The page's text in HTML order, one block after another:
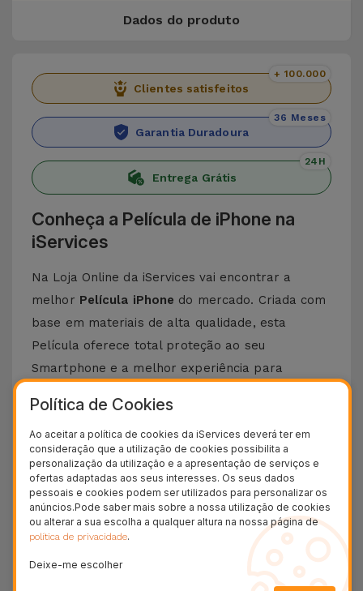
Dados do produto
Clientes satisfeitos
+ 100.000
Garantia Duradoura
36 Meses
Entrega Grátis
24H
Conheça a Película de iPhone na
iServices
Na Loja Online da iServices vai encontrar a
melhor Película iPhone do mercado. Criada com
base em materiais de alta qualidade, esta
Película oferece total proteção ao seu
Smartphone e a melhor experiência para
Esta Película é compatível com vários modelos
Apple desde o iPhone 5 até aos mais recentes,
como oiPhone 15 Pro Maxou oiPhone 16.
Como colocar uma Película iPhone?
Colocar uma película de iPhone é bastante
películas de
para iPhone possuem um kit que torna
Política de Cookies
Ao aceitar a política de cookies da iServices deverá ter em
consideração que a utilização de cookies possibilita a
personalização da utilização e a apresentação de serviços e
ofertas adaptadas aos seus interesses. Os seus dados
pessoais e cookies podem ser utilizados para personalizar os
anúncios.Pode saber mais sobre a nossa utilização de cookies
ou alterar a sua escolha a qualquer altura na nossa página de
política de privacidade.
Deixe-me escolher